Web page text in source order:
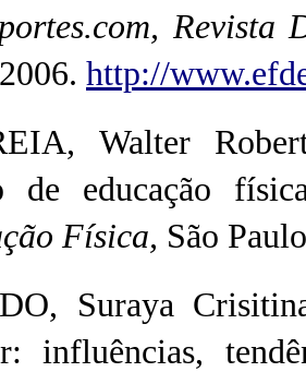
Revista
http://
Walter
de educação
Física, São
Suraya
influências,